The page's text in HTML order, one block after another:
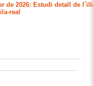
de 2026: Estudi detall de
real